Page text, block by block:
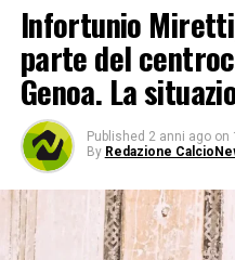
Infortunio
parte del
Genoa. La
Published 2 anni ago on
By Redazione